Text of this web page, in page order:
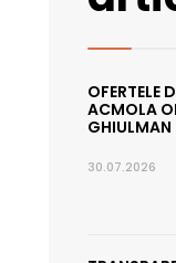
OFERTELE
ACMOLA
30.07.2026